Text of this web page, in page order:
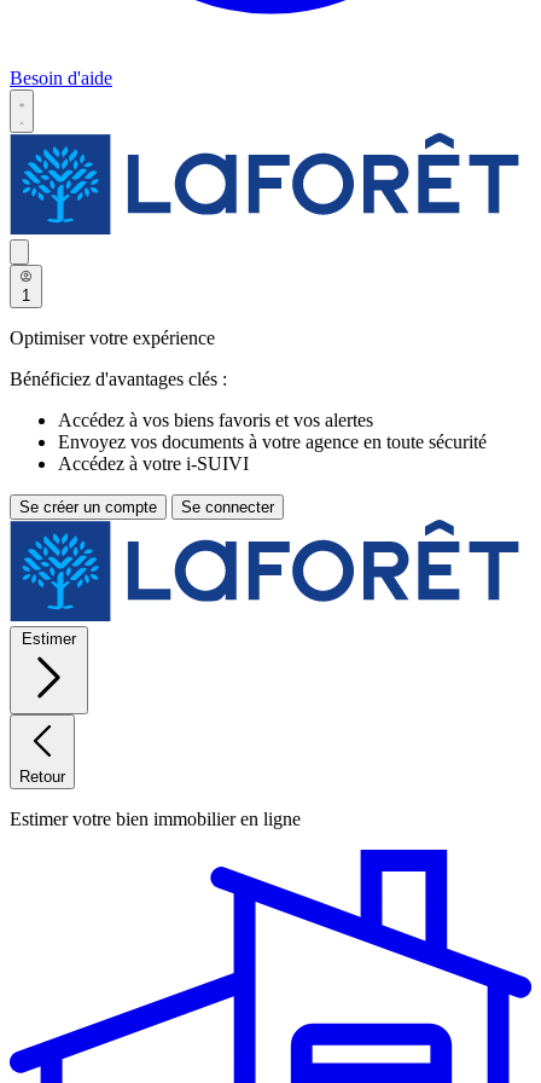
Besoin d'aide
1
Optimiser votre expérience
Bénéficiez d'avantages clés :
Accédez à vos biens favoris et vos alertes
Envoyez vos documents à votre agence en toute sécurité
Accédez à votre i-SUIVI
Se créer un compte Se connecter
Estimer
Retour
Estimer votre bien immobilier en ligne